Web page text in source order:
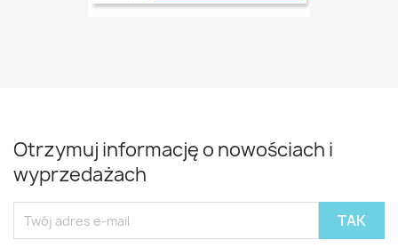
Otrzymuj informację o nowościach i
wyprzedażach